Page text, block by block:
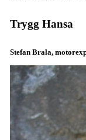
Trygg Hansa
Stefan Brala,